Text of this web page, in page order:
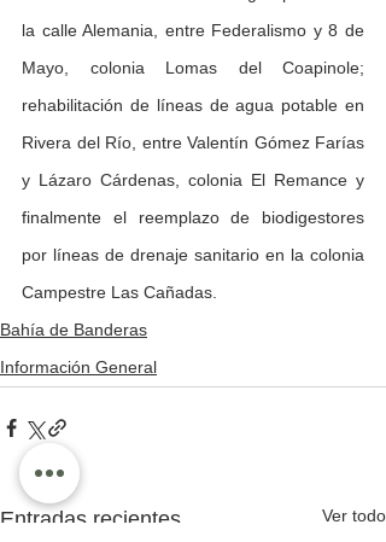
la calle Alemania, entre Federalismo y 8 de
Mayo, colonia Lomas del Coapinole;
rehabilitación de líneas de agua potable en
Rivera del Río, entre Valentín Gómez Farías
y Lázaro Cárdenas, colonia El Remance y
finalmente el reemplazo de biodigestores
por líneas de drenaje sanitario en la colonia
Campestre Las Cañadas.
Bahía de Banderas
Información General
Entradas recientes Ver todo